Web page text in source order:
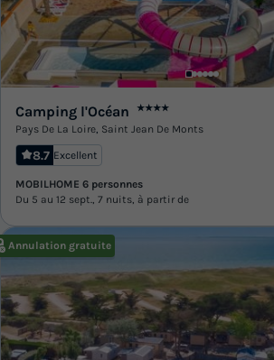
Camping l'Océan ★★★★
Pays De La Loire, Saint Jean De Monts
8.7 Excellent
MOBILHOME 6 personnes
Du 5 au 12 sept., 7 nuits, à partir de
Annulation gratuite